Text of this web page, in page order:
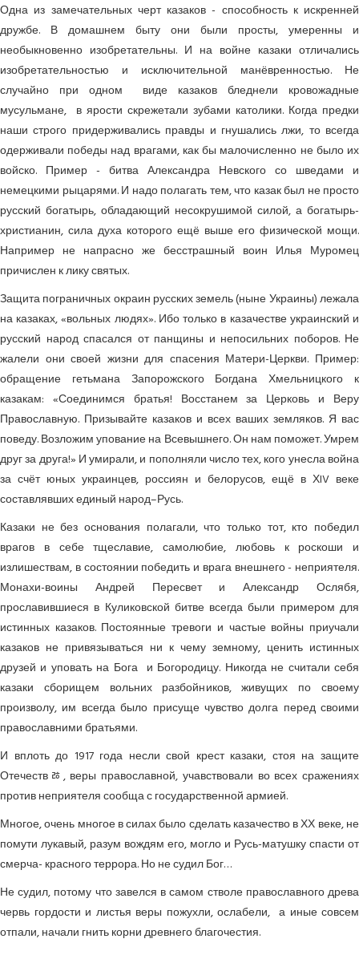
Одна из замечательных черт казаков - способность к искренней
дружбе. В домашнем быту они были просты, умеренны и
необыкновенно изобретательны. И на войне казаки отличались
изобретательностью и исключительной манёвренностью. Не
случайно при одном виде казаков бледнели кровожадные
мусульмане, в ярости скрежетали зубами католики. Когда предки
наши строго придерживались правды и гнушались лжи, то всегда
одерживали победы над врагами, как бы малочисленно не было их
войско. Пример - битва Александра Невского со шведами и
немецкими рыцарями. И надо полагать тем, что казак был не просто
русский богатырь, обладающий несокрушимой силой, а богатырь-
христианин, сила духа которого ещё выше его физической мощи.
Например не напрасно же бесстрашный воин Илья Муромец
причислен к лику святых.
Защита пограничных окраин русских земель (ныне Украины) лежала
на казаках, «вольных людях». Ибо только в казачестве украинский и
русский народ спасался от панщины и непосильних поборов. Не
жалели они своей жизни для спасения Матери-Церкви. Пример:
обращение гетьмана Запорожского Богдана Хмельницкого к
казакам: «Соединимся братья! Восстанем за Церковь и Веру
Православную. Призывайте казаков и всех ваших земляков. Я вас
поведу. Возложим упование на Всевышнего. Он нам поможет. Умрем
друг за друга!» И умирали, и пополняли число тех, кого унесла война
за счёт юных украинцев, россиян и белорусов, ещё в ХIV веке
составлявших единый народ–Русь.
Казаки не без основания полагали, что только тот, кто победил
врагов в себе тщеславие, самолюбие, любовь к роскоши и
излишествам, в состоянии победить и врага внешнего - неприятеля.
Монахи-воины Андрей Пересвет и Александр Ослябя,
прославившиеся в Куликовской битве всегда были примером для
истинных казаков. Постоянные тревоги и частые войны приучали
казаков не привязываться ни к чему земному, ценить истинных
друзей и уповать на Бога и Богородицу. Никогда не считали себя
казаки сборищем вольних разбойников, живущих по своему
произволу, им всегда было присуще чувство долга перед своими
православними братьями.
И вплоть до 1917 года несли свой крест казаки, стоя на защите
Отечествﾰ, веры православной, учавствовали во всех сражениях
против неприятеля сообща с государственной армией.
Многое, очень многое в силах было сделать казачество в ХХ веке, не
помути лукавый, разум вождям его, могло и Русь-матушку спасти от
смерча- красного террора. Но не судил Бог…
Не судил, потому что завелся в самом стволе православного древа
червь гордости и листья веры пожухли, ослабели, а иные совсем
отпали, начали гнить корни древнего благочестия.